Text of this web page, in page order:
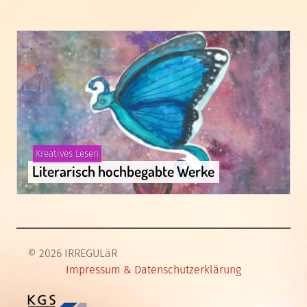
Gepostet
in
Kreatives Lesen
Literarisch hochbegabte Werke
© 2026 IRREGULäR
Impressum & Datenschutzerklärung